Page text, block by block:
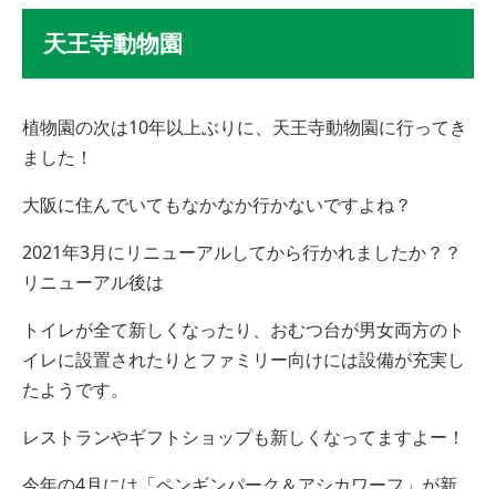
天王寺動物園
植物園の次は10年以上ぶりに、天王寺動物園に行ってき
ました！
大阪に住んでいてもなかなか行かないですよね？
2021年3月にリニューアルしてから行かれましたか？？
リニューアル後は
トイレが全て新しくなったり、おむつ台が男女両方のト
イレに設置されたりとファミリー向けには設備が充実し
たようです。
レストランやギフトショップも新しくなってますよー！